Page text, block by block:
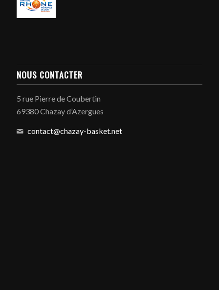
NOUS CONTACTER
5 rue Pierre de Coubertin
69380 Chazay d’Azergues
contact@chazay-basket.net